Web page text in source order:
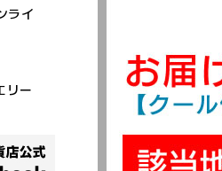
ライ
リー